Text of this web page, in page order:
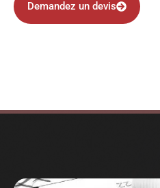
Demandez un devis